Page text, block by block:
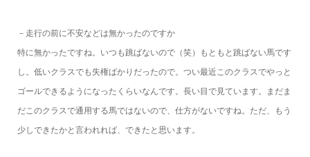
－走行の前に不安などは無かったのですか
特に無かったですね。いつも跳ばないので（笑）もともと跳ばない馬です
し。低いクラスでも失権ばかりだったので。つい最近このクラスでやっと
ゴールできるようになったくらいなんです。長い目で見ています。まだま
だこのクラスで通用する馬ではないので、仕方がないですね。ただ、もう
少しできたかと言われれば、できたと思います。